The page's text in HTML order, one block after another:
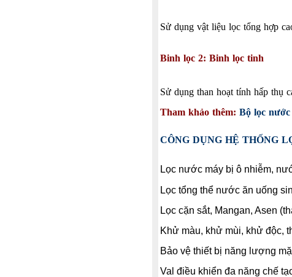
Sử dụng vật liệu lọc tổng hợp
Binh lọc 2: Binh lọc tinh
Sử dụng than hoạt tính hấp thụ
Tham khảo thêm: Bộ lọc nước
CÔNG DỤNG HỆ THỐNG
Lọc nước máy bị ô nhiễm,
Lọc tổng thể nước ăn uống
Lọc cặn sắt, Mangan, Asen
Khử màu, khử mùi, khử độc,
Bảo vệ thiết bị năng lượng
Val điều khiển đa năng chế